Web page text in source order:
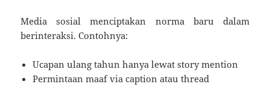
Media sosial menciptakan norma baru dalam
berinteraksi. Contohnya:
Ucapan ulang tahun hanya lewat story mention
Permintaan maaf via caption atau thread